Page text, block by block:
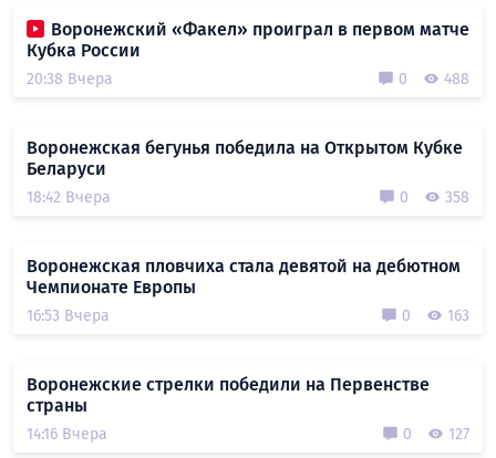
Воронежский «Факел» проиграл в первом матче
Кубка России
20:38 Вчера 0 488
Воронежская бегунья победила на Открытом Кубке
Беларуси
18:42 Вчера 0 358
Воронежская пловчиха стала девятой на дебютном
Чемпионате Европы
16:53 Вчера 0 163
Воронежские стрелки победили на Первенстве
страны
14:16 Вчера 0 127